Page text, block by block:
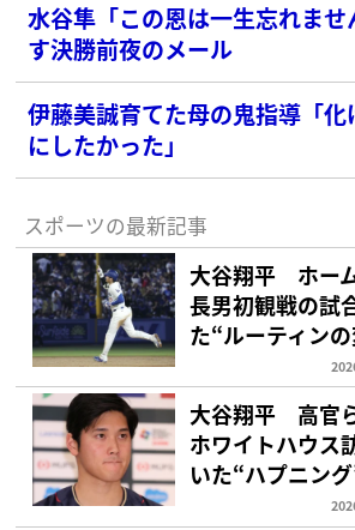
水谷隼「この恩は一生忘れま
す決勝前夜のメール
伊藤美誠育てた母の鬼指導「
にしたかった」
スポーツの最新記事
大谷翔平 ホー
長男初観戦の試
た“ルーティン
大谷翔平 高官
ホワイトハウス
いた“ハプニン